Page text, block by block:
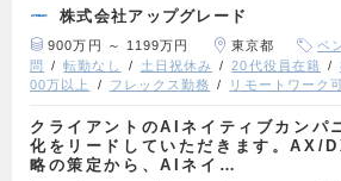
株式会社アップグレード
900万円 ～ 1199万円 東京都 ベ
問
転勤なし 土日祝休み 20代役員在籍
00万以上
フレックス勤務 リモートワーク
クライアントのAIネイティブカンパ
化をリードしていただきます。AX/
略の策定から、AIネイ…